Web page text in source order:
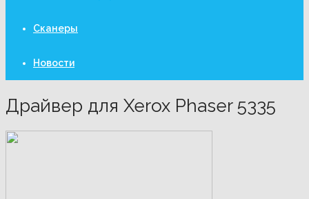
Сканеры
Новости
Драйвер для Xerox Phaser 5335